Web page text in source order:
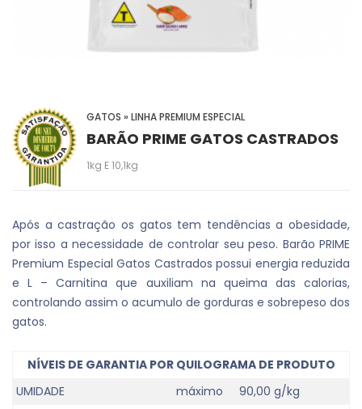
GATOS » LINHA PREMIUM ESPECIAL
BARÃO PRIME GATOS CASTRADOS
1kg E 10,1kg
Após a castração os gatos tem tendências a obesidade,
por isso a necessidade de controlar seu peso. Barão PRIME
Premium Especial Gatos Castrados possui energia reduzida
e L – Carnitina que auxiliam na queima das calorias,
controlando assim o acumulo de gorduras e sobrepeso dos
gatos.
NÍVEIS DE GARANTIA POR QUILOGRAMA DE PRODUTO
UMIDADE
máximo
90,00 g/kg